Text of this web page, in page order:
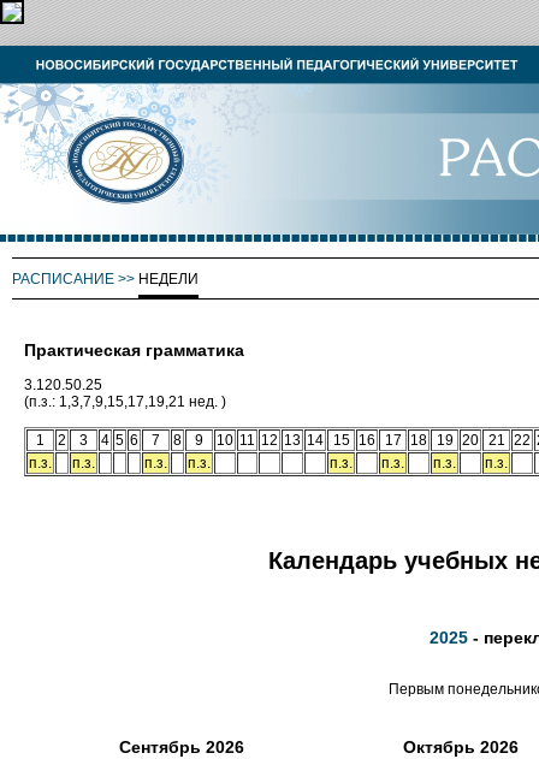
РАСПИСАНИЕ >> НЕДЕЛИ
Практическая грамматика
3.120.50.25
(п.з.: 1,3,7,9,15,17,19,21 нед. )
1 2 3 4 5 6 7 8 9 10 11 12 13 14 15 16 17 18 19 20 21 22
п.з.
п.з. п.з. п.з. п.з. п.з. п.з. п.з.
Календарь учебных
2025 -
Первым
Сентябрь 2026 Октябрь 2026